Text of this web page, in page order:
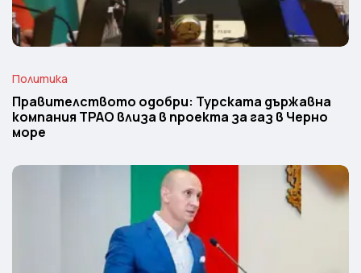
Политика
Правителството одобри: Турската държавна
компания TPAO влиза в проекта за газ в Черно
море